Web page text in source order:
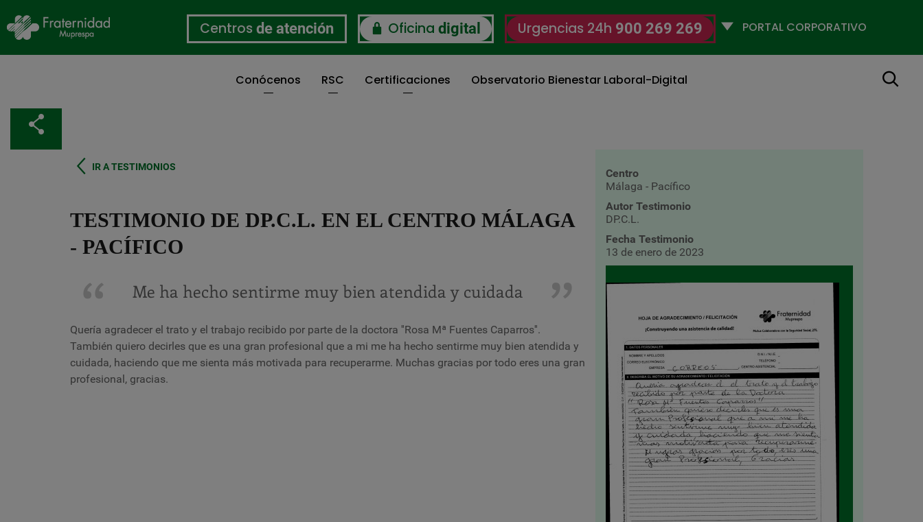
contenido
Centros de atención Oficina digital Urgencias 24h 900 269 269
Selecciona
Conócenos RSC Certificaciones Observatorio Bienestar Laboral-Digital Buscar
IR A TESTIMONIOS
TESTIMONIO DE DP.C.L. EN EL CENTRO MÁLAGA
- PACÍFICO
Me ha hecho sentirme muy bien atendida y cuidada
Quería agradecer el trato y el trabajo recibido por parte de la doctora ''Rosa Mª Fuentes Caparros''.
También quiero decirles que es una gran profesional que a mi me ha hecho sentirme muy bien atendida y
cuidada, haciendo que me sienta más motivada para recuperarme. Muchas gracias por todo eres una gran
profesional, gracias.
Centro
Málaga - Pacífico
Autor Testimonio
DP.C.L.
Fecha Testimonio
13 de enero de 2023